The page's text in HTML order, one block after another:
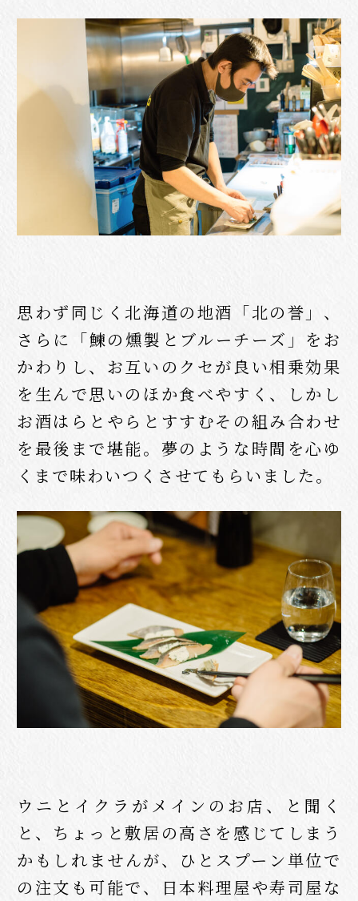
思わず同じく北海道の地酒「北の誉」、
さらに「鰊の燻製とブルーチーズ」をお
かわりし、お互いのクセが良い相乗効果
を生んで思いのほか食べやすく、しかし
お酒はらとやらとすすむその組み合わせ
を最後まで堪能。夢のような時間を心ゆ
くまで味わいつくさせてもらいました。
ウニとイクラがメインのお店、と聞く
と、ちょっと敷居の高さを感じてしまう
かもしれませんが、ひとスプーン単位で
の注文も可能で、日本料理屋や寿司屋な